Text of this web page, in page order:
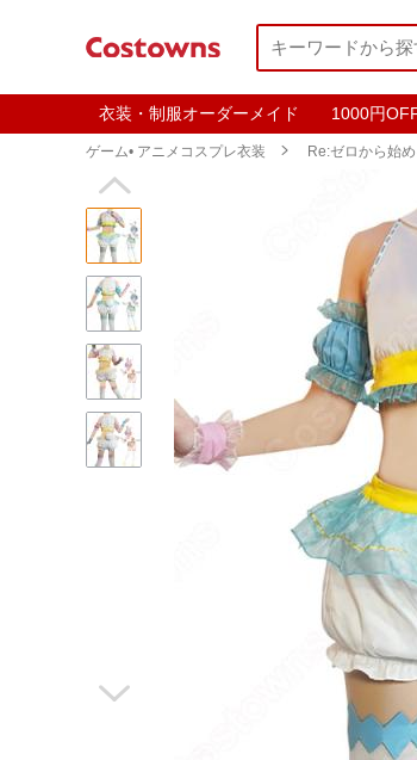
衣装・制服オーダーメイド 1000円
ゲーム• アニメコスプレ衣装  Re:ゼロから始

